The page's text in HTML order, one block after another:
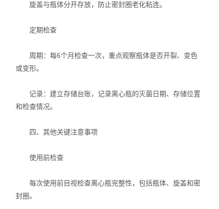
旋盖与瓶体分开存放，防止密封圈老化粘连。
定期检查
周期：每6个月检查一次，重点观察瓶体是否开裂、变色
或变形。
记录：建立存储台账，记录离心瓶的灭菌日期、存储位置
和检查情况。
四、其他关键注意事项
使用前检查
每次使用前目视检查离心瓶完整性，包括瓶体、旋盖和密
封圈。